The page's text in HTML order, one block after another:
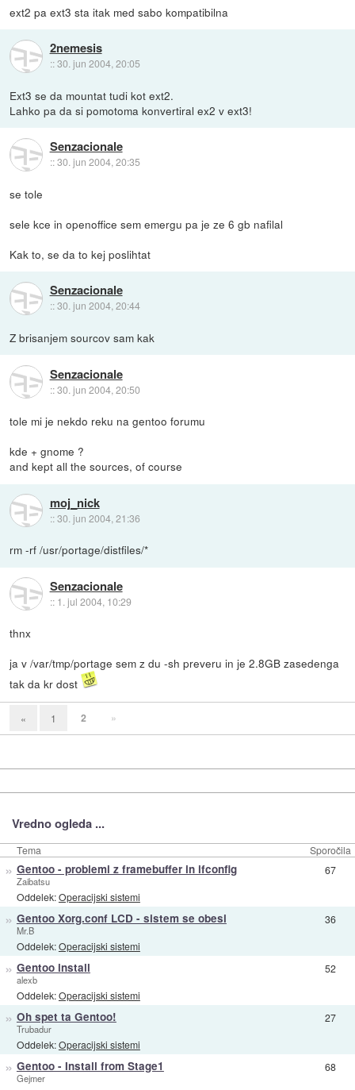
ext2 pa ext3 sta itak med sabo kompatibilna
2nemesis
::30. jun 2004, 20:05
Ext3 se da mountat tudi kot ext2.
Lahko pa da si pomotoma konvertiral ex2 v ext3!
Senzacionale
::30. jun 2004, 20:35
se tole
sele kce in openoffice sem emergu pa je ze 6 gb nafilal
Kak to, se da to kej poslihtat
Senzacionale
::30. jun 2004, 20:44
Z brisanjem sourcov sam kak
Senzacionale
::30. jun 2004, 20:50
tole mi je nekdo reku na gentoo forumu
kde + gnome ?
and kept all the sources, of course
moj_nick
::30. jun 2004, 21:36
rm -rf /usr/portage/distfiles/*
Senzacionale
:: 1. jul 2004, 10:29
thnx
ja v /var/tmp/portage sem z du -sh preveru in je 2.8GB zasedenga
tak da kr dost
« 1 2 »
Vredno ogleda ...
Tema Sporočila
» Gentoo - problemi z framebuffer in ifconfig
Zaibatsu
Oddelek:Operacijski sistemi
67
» Gentoo Xorg.conf LCD - sistem se obesi
Mr.B
Oddelek:Operacijski sistemi
36
» Gentoo install
alexb
Oddelek:Operacijski sistemi
52
» Oh spet ta Gentoo!
Trubadur
Oddelek:Operacijski sistemi
27
» Gentoo - Install from Stage1
Gejmer
68